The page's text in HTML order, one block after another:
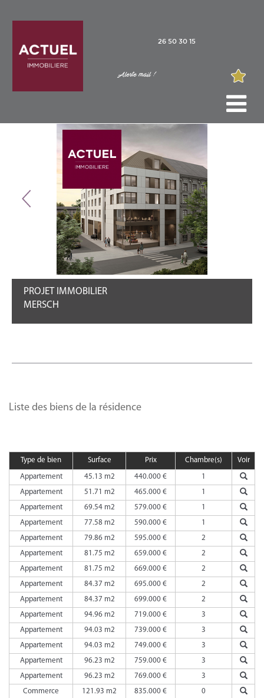
26 50 30 15
Alerte mail !
PROJET IMMOBILIER
MERSCH
Liste des biens de la résidence
Type de bien Surface Prix Chambre(s) Voir
Appartement 45.13 m2 440.000 €
1
Appartement
51.71 m2 465.000 €
1
Appartement
69.54 m2 579.000 €
1
Appartement
77.58 m2 590.000 €
1
Appartement
79.86 m2 595.000 €
2
Appartement
81.75 m2 659.000 €
2
Appartement
81.75 m2 669.000 €
2
Appartement
84.37 m2 695.000 €
2
Appartement
84.37 m2 699.000 €
2
Appartement
94.96 m2 719.000 €
3
Appartement
94.03 m2 739.000 €
3
Appartement
94.03 m2 749.000 €
3
Appartement
96.23 m2 759.000 €
3
Appartement
96.23 m2 769.000 €
3
Commerce
121.93 m2 835.000 €
0